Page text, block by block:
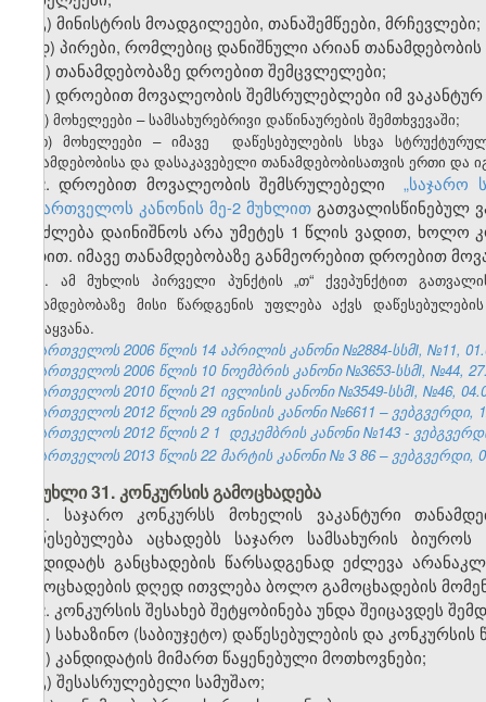
გ) მინისტრის მოადგილეები, თანაშემწეები, მრჩევლები;
დ) პირები, რომლებიც დანიშნული არიან
ე) თანამდებობაზე დროებით შემცვლელები;
ვ) დროებით მოვალეობის შემსრულებლები იმ
) მოხელეები –სამსახურებრივი დაწინაურების შემთხვევაში;
თ) მოხელეები – იმავე დაწესებულების სხვა
თანამდებობისა და დასაკავებელი თანამდებობისათვის ერთი და
2. დროებით მოვალეობის შემსრულებელი „საჯარო
საქართველოს კანონის მე-2 მუხლით გათვალისწინებულ
შეიძლება დაინიშნოს არა უმეტეს 1 წლის ვადით, ხოლო
ვადით. იმავე თანამდებობაზე განმეორებით დროებით
3. ამ მუხლის პირველი პუნქტის „თ“ ქვეპუნქტით
თანამდებობაზე მისი წარდგენის უფლება აქვს დაწესებულების
გადაყვანა.
საქართველოს 2006 წლის 14 აპრილის კანონი №2884-სსმI, №11,
საქართველოს 2006 წლის 10 ნოემბრის კანონი №3653-სსმI, №44,
საქართველოს 2010 წლის 21 ივლისის კანონი №3549-სსმI, №46,
საქართველოს 2012 წლის 29 ივნისის კანონი №6611 – ვებგვერდი,
საქართველოს 2012 წლის 2 1 დეკემბრის კანონი №143 -
საქართველოს 2013 წლის 22 მარტის კანონი № 3 86 – ვებგვერდი,
მუხლი 31. კონკურსის გამოცხადება
1. საჯარო კონკურსს მოხელის ვაკანტური
დაწესებულება აცხადებს საჯარო სამსახურის
კანდიდატს განცხადების წარსადგენად ეძლევა
გამოცხადების დღედ ითვლება ბოლო გამოცხადების
2. კონკურსის შესახებ შეტყობინება უნდა შეიცავდეს
ა) სახაზინო (საბიუჯეტო) დაწესებულების და
ბ) კანდიდატის მიმართ წაყენებული მოთხოვნები;
გ) შესასრულებელი სამუშაო;